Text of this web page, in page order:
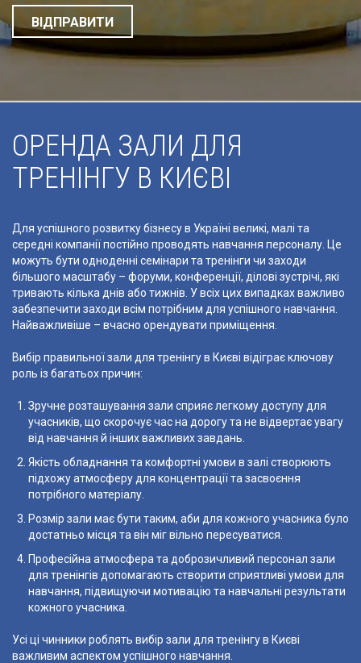
ОРЕНДА ЗАЛИ ДЛЯ
ТРЕНІНГУ В КИЄВІ
Для успішного розвитку бізнесу в Україні великі, малі та
середні компанії постійно проводять навчання персоналу. Це
можуть бути одноденні семінари та тренінги чи заходи
більшого масштабу – форуми, конференції, ділові зустрічі, які
тривають кілька днів або тижнів. У всіх цих випадках важливо
забезпечити заходи всім потрібним для успішного навчання.
Найважливіше – вчасно орендувати приміщення.
Вибір правильної зали для тренінгу в Києві відіграє ключову
роль із багатьох причин:
Зручне розташування зали сприяє легкому доступу для
учасників, що скорочує час на дорогу та не відвертає увагу
від навчання й інших важливих завдань.
Якість обладнання та комфортні умови в залі створюють
підхожу атмосферу для концентрації та засвоєння
потрібного матеріалу.
Розмір зали має бути таким, аби для кожного учасника було
достатньо місця та він міг вільно пересуватися.
Професійна атмосфера та доброзичливий персонал зали
для тренінгів допомагають створити сприятливі умови для
навчання, підвищуючи мотивацію та навчальні результати
кожного учасника.
Усі ці чинники роблять вибір зали для тренінгу в Києві
важливим аспектом успішного навчання.